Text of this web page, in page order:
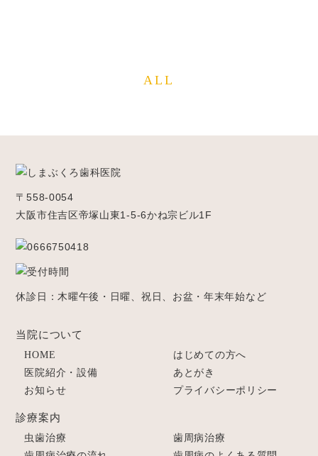
ALL
〒558-0054
大阪市住吉区帝塚山東1-5-6かね宗ビル1F
休診日：木曜午後・日曜、祝日、お盆・年末年始など
当院について
HOME
はじめての方へ
医院紹介・設備
あとがき
お知らせ
プライバシーポリシー
診療案内
虫歯治療
歯周病治療